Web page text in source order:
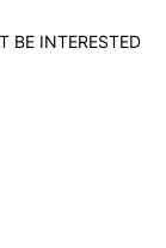
BE INTERESTED